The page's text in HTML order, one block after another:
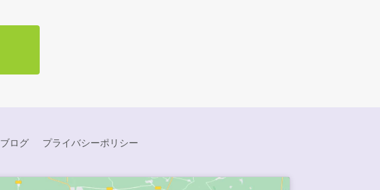
ブログ プライバシーポリシー